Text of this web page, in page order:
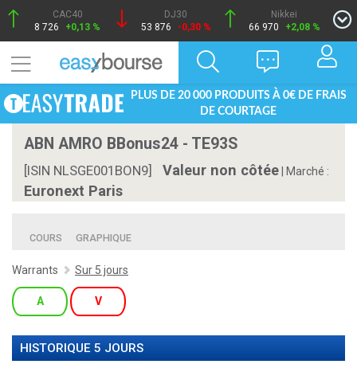
CAC40
8 726
+0,13 %
DJ30
53 876
-0,30 %
Nikkei
66 970
+2,08 %
PLUS DE 20 000 PRODUITS À 0€ DE FRAIS
DE COURTAGE
ABN AMRO BBonus24 - TE93S
[ISIN NLSGE001BON9] Valeur non côtée Marché :
Euronext Paris
COURS GRAPHIQUE
Warrants Sur 5 jours
A V
HISTORIQUE 5 JOURS